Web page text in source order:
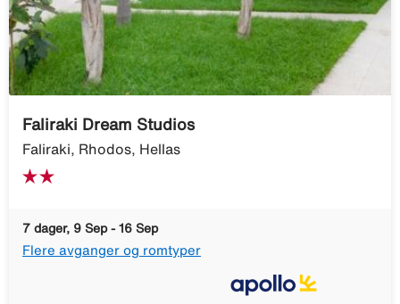
Faliraki Dream Studios
Faliraki, Rhodos, Hellas
7 dager, 9 Sep - 16 Sep
Flere avganger og romtyper